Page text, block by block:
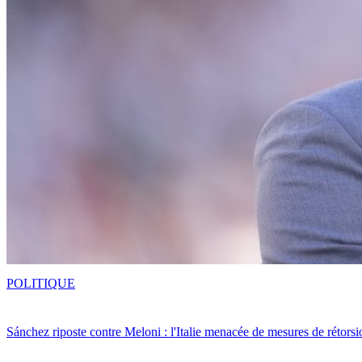
Sánchez riposte contre Meloni : l'Italie menacée de mesures de
POLITIQUE